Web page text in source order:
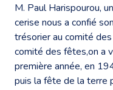
M. Paul Harispourou,
cerise nous a confié
trésorier au comité
comité des fêtes,on a
première année, en
puis la fête de la terre